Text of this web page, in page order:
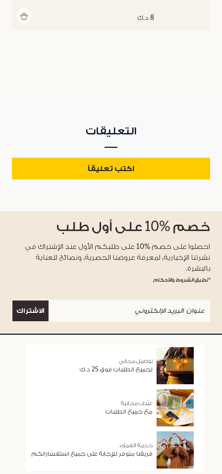
8 د.ك
التعليقات
اكتب تعليقاً
خصم %10 على أول طلب
احصلوا على خصم %10 على طلبكم الأول عند الإشتراك في
نشرتنا الإخبارية، لمعرفة عروضنا الحصرية، ونصائح للعناية
بالبشرة.
*تطبق الشروط والأحكام
الاشتراك
توصيل مجاني
لجميع الطلبات فوق 25 د.ك
عيّنات مجانية
مع جميع الطلبات
خدمة العملاء
فريقنا متوفر للإجابة على جميع استفساراتكم